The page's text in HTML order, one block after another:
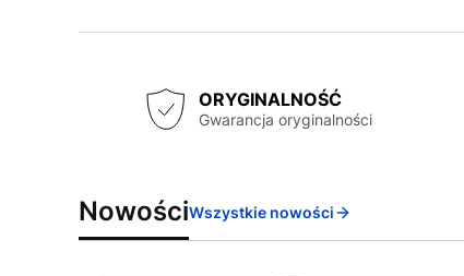
ORYGINALNOŚĆ
Gwarancja oryginalności
NowościWszystkie nowości